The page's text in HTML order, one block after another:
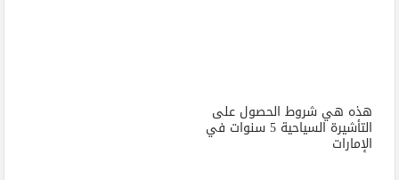
هذه هي شروط الحصول على
التأشيرة السياحية 5 سنوات في
الإمارات